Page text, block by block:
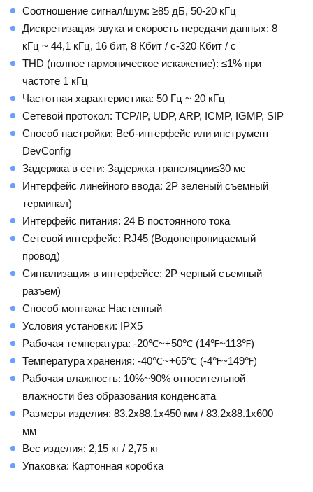
Соотношение сигнал/шум: ≥85 дБ, 50-20 кГц
Дискретизация звука и скорость передачи данных: 8
кГц ~ 44,1 кГц, 16 бит, 8 Кбит / с-320 Кбит / с
THD (полное гармоническое искажение): ≤1% при
частоте 1 кГц
Частотная характеристика: 50 Гц ~ 20 кГц
Сетевой протокол: TCP/IP, UDP, ARP, ICMP, IGMP, SIP
Способ настройки: Веб-интерфейс или инструмент
DevConfig
Задержка в сети: Задержка трансляции≤30 мс
Интерфейс линейного ввода: 2P зеленый съемный
терминал)
Интерфейс питания: 24 В постоянного тока
Сетевой интерфейс: RJ45 (Водонепроницаемый
провод)
Сигнализация в интерфейсе: 2P черный съемный
разъем)
Способ монтажа: Настенный
Условия установки: IPX5
Рабочая температура: -20℃~+50℃ (14℉~113℉)
Температура хранения: -40℃~+65℃ (-4℉~149℉)
Рабочая влажность: 10%~90% относительной
влажности без образования конденсата
Размеры изделия: 83.2x88.1x450 мм / 83.2x88.1x600
мм
Вес изделия: 2,15 кг / 2,75 кг
Упаковка: Картонная коробка